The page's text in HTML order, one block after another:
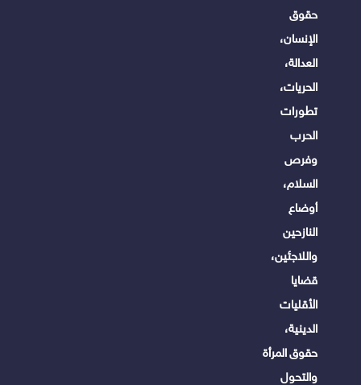
حقوق
الإنسان،
العدالة،
الحريات،
تطورات
الحرب
وفرص
السلام،
أوضاع
النازحين
واللاجئين،
قضايا
الأقليات
الدينية،
حقوق المرأة
والتحول